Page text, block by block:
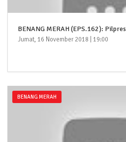
BENANG MERAH (EPS.162):
Jumat, 16 November 2018 | 19:00
BENANG MERAH